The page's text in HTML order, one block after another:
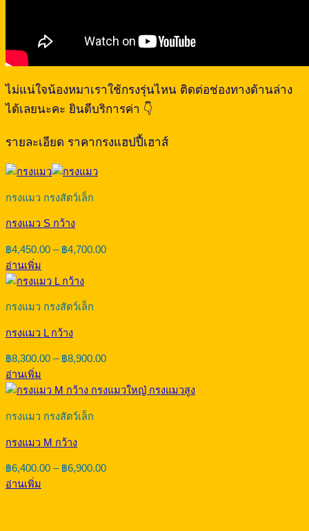
ไม่แน่ใจน้องหมาเราใช้กรงรุ่นไหน ติดต่อช่องทางด้านล่าง
ได้เลยนะคะ ยินดีบริการค่า 👇
รายละเอียด ราคากรงแฮปปี้เฮาส์
กรงแมว กรงสัตว์เล็ก
กรงแมว S กว้าง
฿4,450.00 – ฿4,700.00Price
อ่านเพิ่ม
กรงแมว กรงสัตว์เล็ก
กรงแมว L กว้าง
฿8,300.00 – ฿8,900.00Price
through
อ่านเพิ่ม
กรงแมว กรงสัตว์เล็ก
กรงแมว M กว้าง
฿6,400.00 – ฿6,900.00Price
อ่านเพิ่ม